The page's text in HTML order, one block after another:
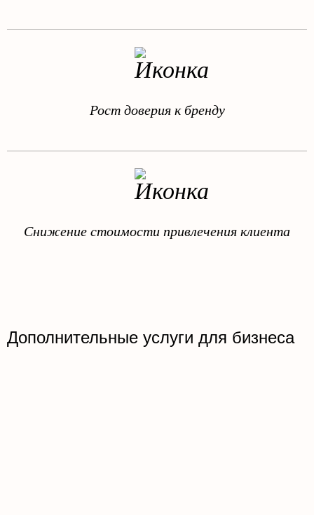
Рост доверия к бренду
Снижение стоимости привлечения клиента
Дополнительные услуги для бизнеса